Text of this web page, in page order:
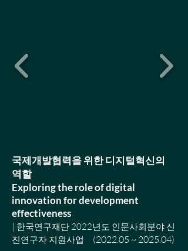
국제개발협력을 위한 디지털혁신의
역할
Exploring the role of digital
innovation for development
effectiveness
| 한국연구재단 2022년도 인문사회분야 신
진연구자 지원사업
(2022.05 ~ 2025.04)